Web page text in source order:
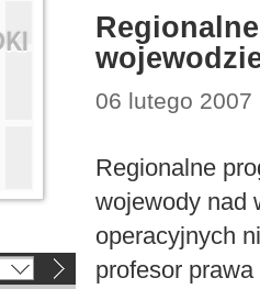
06 lutego 2007
Regionalne
wojewody nad
operacyjnych
profesor